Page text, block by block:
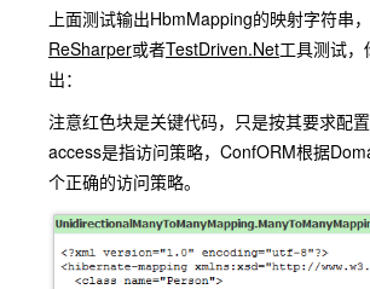
上面测试输出HbmMapping的映射字符串
ReSharper或者TestDriven.Net工具测试
出：
注意红色块是关键代码，只是按其要求配
access是指访问策略，ConfORM根据
个正确的访问策略。